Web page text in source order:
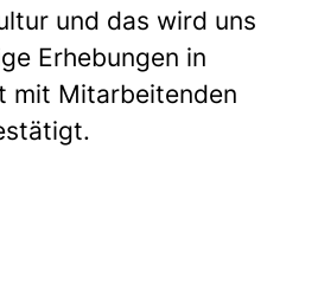
und das wird uns
Erhebungen in
mit Mitarbeitenden